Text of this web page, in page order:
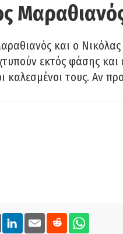
και ο
εκτός φάσης και
καλεσμένοι τους. Αν